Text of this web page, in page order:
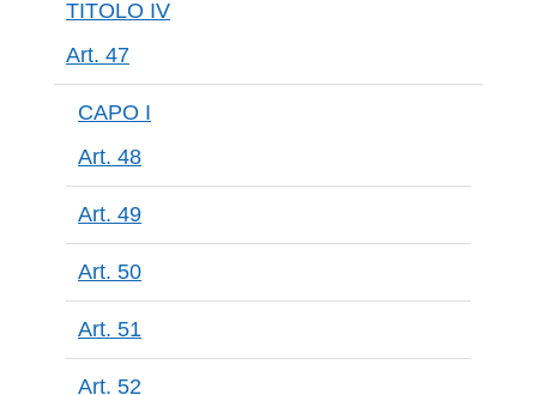
TITOLO IV
Art. 47
CAPO I
Art. 48
Art. 49
Art. 50
Art. 51
Art. 52